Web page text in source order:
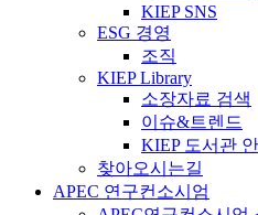
KIEP SNS
ESG 경영
조직
KIEP Library
소장자료 검색
이슈&트렌드
KIEP 도서관
찾아오시는길
APEC 연구컨소시엄